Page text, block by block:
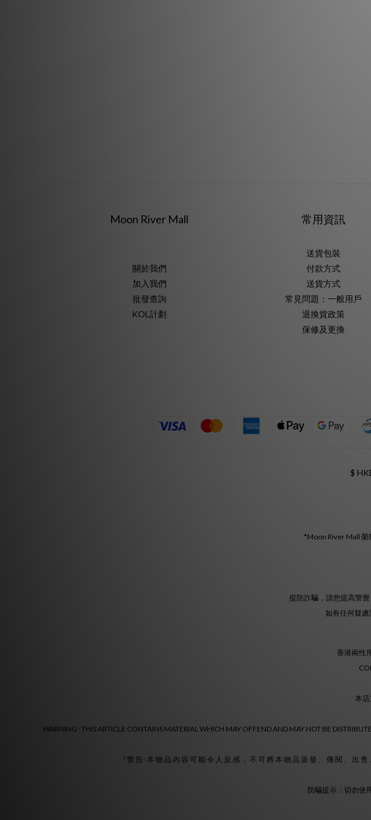
Moon River Mall
關於我們
加入我們
批發查詢
KOL計劃
常用資訊
送貨包裝
付款方式
送貨方式
常見問題：一般用戶
退換貨政策
保修及更換
$
*Moon River Mall
提防詐騙，請您提高警
如有任何疑慮
香港兩性
本
WARNING : THIS ARTICLE CONTAINS MATERIAL WHICH MAY OFFEND AND MAY NOT BE
『警 告 : 本 物 品 內 容 可 能 令 人 反 感 ， 不 可 將 本 物 品 派 發 、 傳 閱 、 出
防騙提示：切勿使